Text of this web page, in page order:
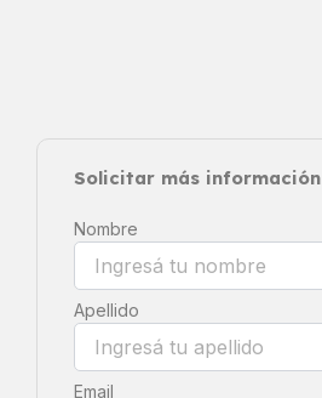
Solicitar más información
Nombre
Apellido
Email